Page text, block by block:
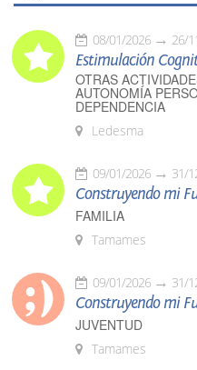
08/01/2026 26/
Estimulación
OTRAS
AUTONOMÍA
DEPENDENCIA
Ledesma
09/01/2026 31/
Construyendo mi
FAMILIA
Tamames
09/01/2026 31/
Construyendo mi
JUVENTUD
Tamames